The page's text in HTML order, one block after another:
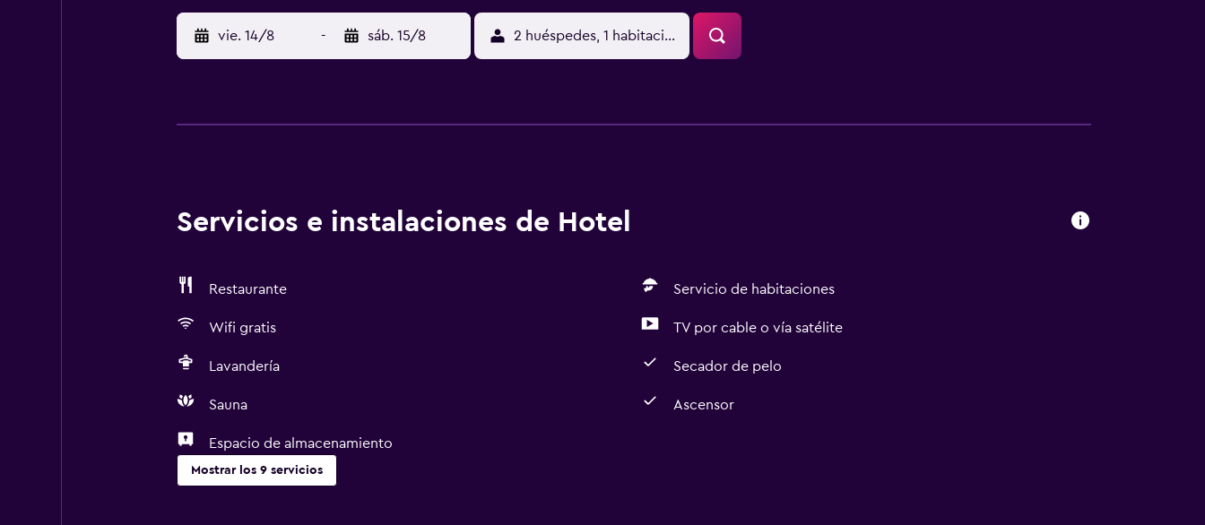
vie. 14/8 - sáb. 15/8 2 huéspedes, 1 habitación
Servicios e instalaciones de Hotel
Restaurante Servicio de habitaciones
Wifi gratis TV por cable o vía satélite
Lavandería Secador de pelo
Sauna Ascensor
Espacio de almacenamiento
Mostrar los 9 servicios